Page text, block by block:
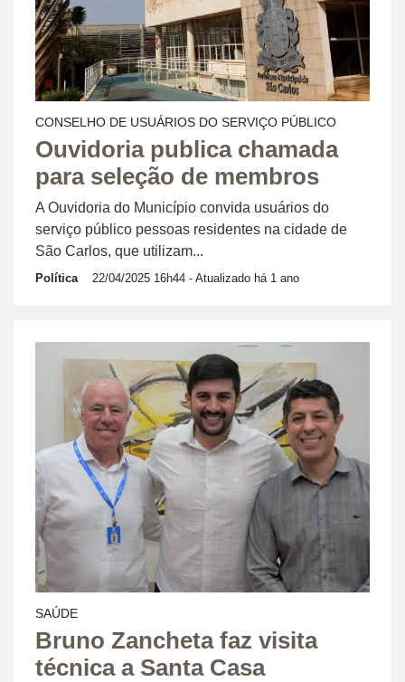
CONSELHO DE USUÁRIOS DO SERVIÇO PÚBLICO
Ouvidoria publica chamada
para seleção de membros
A Ouvidoria do Município convida usuários do
serviço público pessoas residentes na cidade de
São Carlos, que utilizam...
Política 22/04/2025 16h44 - Atualizado há 1 ano
SAÚDE
Bruno Zancheta faz visita
técnica a Santa Casa